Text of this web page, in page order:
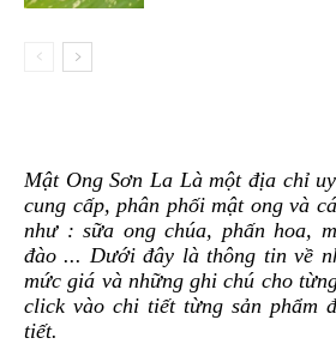
Mật Ong Sơn La Là một địa chỉ
cung cấp, phân phối mật ong và
như : sữa ong chúa, phấn hoa,
đào ... Dưới đây là thông tin về
mức giá và những ghi chú cho
click vào chi tiết từng sản phẩm
tiết.